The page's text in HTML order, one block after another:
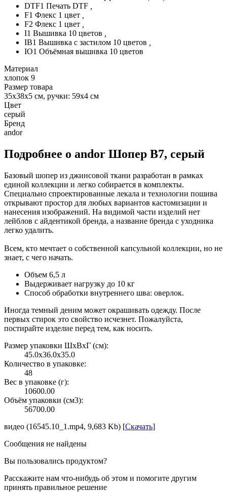
DTF1 Печать DTF
F1 Флекс 1 цвет
F2 Флекс 1 цвет
I1 Вышивка 10 цветов
IB1 Вышивка с застилом 10 цветов
IO1 Объёмная вышивка 10 цветов
Материал
хлопок 9
Размер товара
35х38х5 см, ручки: 59х4 см
Цвет
серый
Бренд
andor
Подробнее о andor Шопер B7, серый
Базовый шопер из джинсовой ткани разработан в рамках
единой коллекции и легко собирается в комплекты.
Специально спроектированные лекала и технологии пошива
открывают простор для любых вариантов кастомизации и
нанесения изображений. На видимой части изделий нет
лейблов с айдентикой бренда, а название бренда с уходника
легко удалить.
Всем, кто мечтает о собственной капсульной коллекции, но не
знает, с чего начать.
Объем 6,5 л
Выдерживает нагрузку до 10 кг
Способ обработки внутреннего шва: оверлок.
Иногда темный деним может окрашивать одежду. После
первых стирок это свойство исчезнет. Пожалуйста,
постирайте изделие перед тем, как носить.
Размер упаковки ШxВxГ (см):
45.0x36.0x35.0
Количество в упаковке:
48
Вес в упаковке (г):
10600.00
Объём упаковки (см3):
56700.00
видео (16545.10_1.mp4, 9,683 Kb) [Скачать]
Сообщения не найдены
Вы пользовались продуктом?
Расскажите нам что-нибудь об этом и помогите другим
принять правильное решение